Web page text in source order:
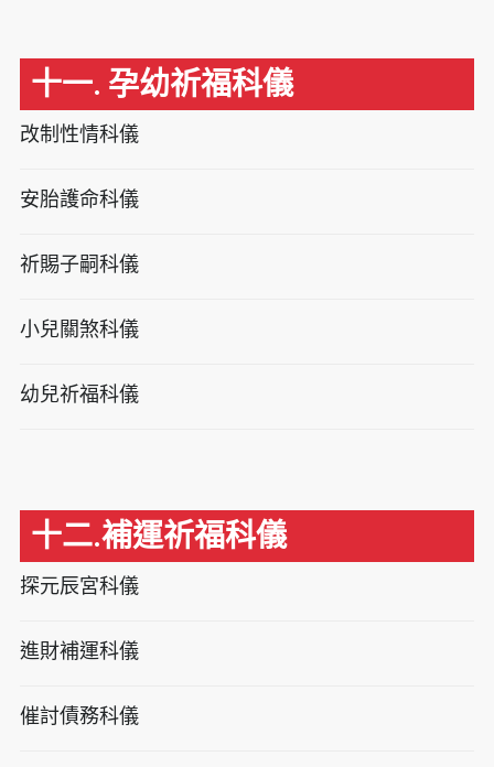
十一. 孕幼祈福科儀
改制性情科儀
安胎護命科儀
祈賜子嗣科儀
小兒關煞科儀
幼兒祈福科儀
十二.補運祈福科儀
探元辰宮科儀
進財補運科儀
催討債務科儀